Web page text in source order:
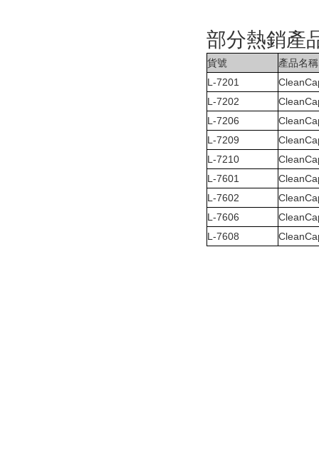
部分熱銷產
貨號
產品名稱
L-7201
L-7202
L-7206
L-7209
L-7210
L-7601
L-7602
L-7606
L-7608